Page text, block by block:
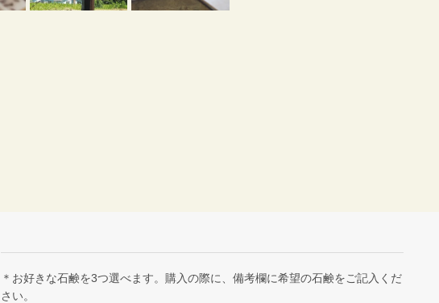
＊お好きな石鹸を3つ選べます。購入の際に、備考欄に希望の石鹸をご記入くだ
さい。